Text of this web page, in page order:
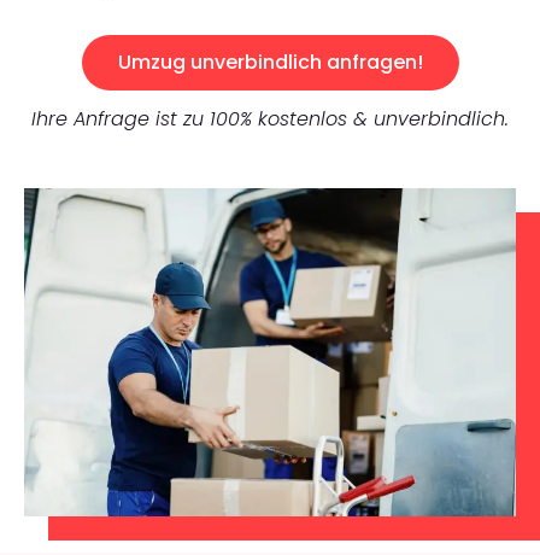
Umzug unverbindlich anfragen!
Ihre Anfrage ist zu 100% kostenlos & unverbindlich.